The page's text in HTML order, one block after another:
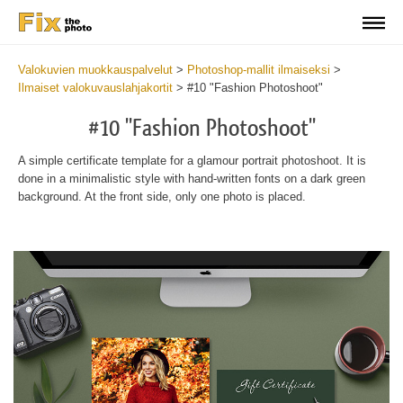
Valokuvien muokkauspalvelut > Photoshop-mallit ilmaiseksi >
Ilmaiset valokuvauslahjakortit > #10 "Fashion Photoshoot"
#10 "Fashion Photoshoot"
A simple certificate template for a glamour portrait photoshoot. It is
done in a minimalistic style with hand-written fonts on a dark green
background. At the front side, only one photo is placed.
/
on